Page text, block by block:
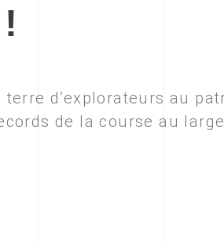
d’explorateurs au
de la course au